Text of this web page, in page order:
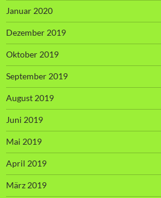
Januar 2020
Dezember 2019
Oktober 2019
September 2019
August 2019
Juni 2019
Mai 2019
April 2019
März 2019